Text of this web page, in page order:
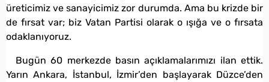
üreticimiz ve sanayicimiz zor durumda. Ama bu krizde bir
de fırsat var; biz Vatan Partisi olarak o ışığa ve o fırsata
odaklanıyoruz.
Bugün 60 merkezde basın açıklamalarımızı ilan ettik.
Yarın Ankara, İstanbul, İzmir’den başlayarak Düzce’den